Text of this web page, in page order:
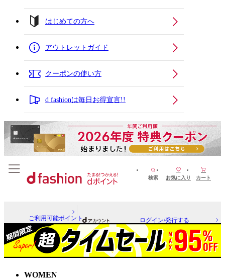
はじめての方へ
アウトレットガイド
クーポンの使い方
d fashionは毎日お得宣言!!
検索 お気に入り カート
ご利用可能ポイント ログイン/発行する
WOMEN